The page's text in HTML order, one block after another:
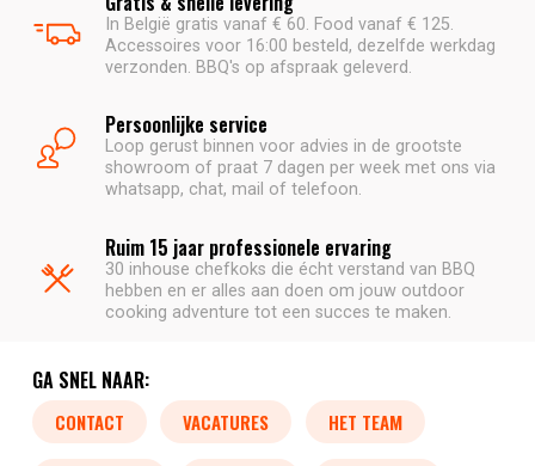
In België gratis vanaf € 60. Food vanaf € 125.
Accessoires voor 16:00 besteld, dezelfde werkdag
verzonden. BBQ's op afspraak geleverd.
Persoonlijke service
Loop gerust binnen voor advies in de grootste
showroom of praat 7 dagen per week met ons via
whatsapp, chat, mail of telefoon.
Ruim 15 jaar professionele ervaring
30 inhouse chefkoks die écht verstand van BBQ
hebben en er alles aan doen om jouw outdoor
cooking adventure tot een succes te maken.
GA SNEL NAAR:
CONTACT VACATURES HET TEAM